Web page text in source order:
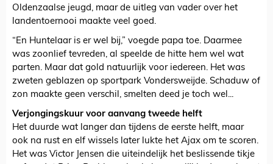
Oldenzaalse jeugd, maar de uitleg van vader over het
landentoernooi maakte veel goed.
“En Huntelaar is er wel bij,” voegde papa toe. Daarmee
was zoonlief tevreden, al speelde de hitte hem wel wat
parten. Maar dat gold natuurlijk voor iedereen. Het was
zweten geblazen op sportpark Vondersweijde. Schaduw of
zon maakte geen verschil, smelten deed je toch wel...
Verjongingskuur voor aanvang tweede helft
Het duurde wat langer dan tijdens de eerste helft, maar
ook na rust en elf wissels later lukte het Ajax om te scoren.
Het was Victor Jensen die uiteindelijk het beslissende tikje